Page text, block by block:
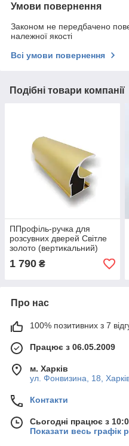
Умови повернення
Законом не передбачено
належної якості
Всі умови повернення
Подібні товари компанії
ППрофіль-ручка для
розсувних дверей Світле
золото (вертикальний)
1 790 ₴
Про нас
100% позитивних з 7
Працює з 06.05.2009
м. Харків
ул. Фонвизина, 18,
Контакти
Сьогодні працює з
Показати весь графік